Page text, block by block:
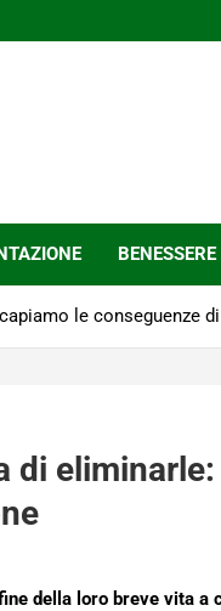
BENESSERE
le conseguenze
di
della loro breve vita a